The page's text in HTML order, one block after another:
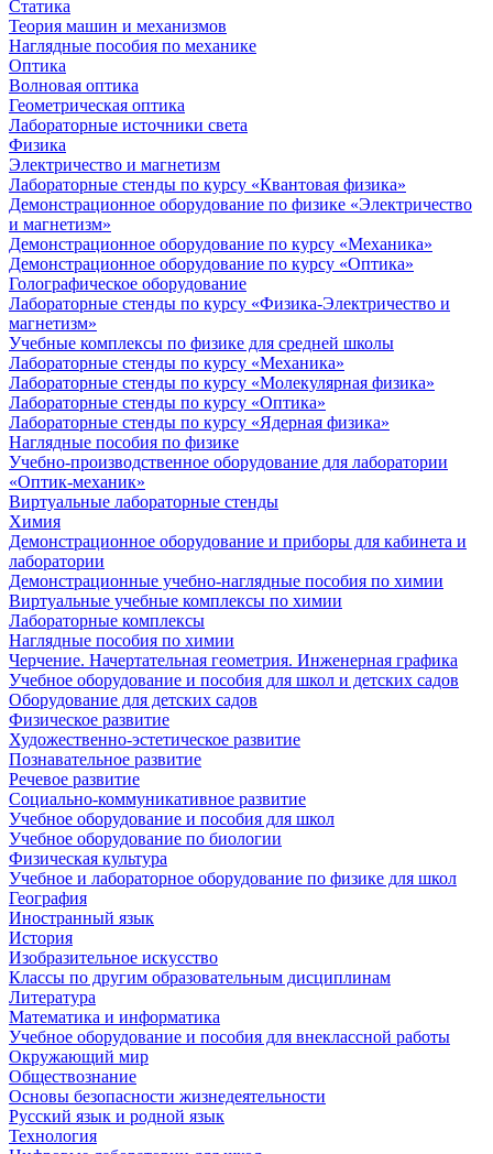
Статика
Теория машин и механизмов
Наглядные пособия по механике
Оптика
Волновая оптика
Геометрическая оптика
Лабораторные источники света
Физика
Электричество и магнетизм
Лабораторные стенды по курсу «Квантовая физика»
Демонстрационное оборудование по физике «Электричество
и магнетизм»
Демонстрационное оборудование по курсу «Механика»
Демонстрационное оборудование по курсу «Оптика»
Голографическое оборудование
Лабораторные стенды по курсу «Физика-Электричество и
магнетизм»
Учебные комплексы по физике для средней школы
Лабораторные стенды по курсу «Механика»
Лабораторные стенды по курсу «Молекулярная физика»
Лабораторные стенды по курсу «Оптика»
Лабораторные стенды по курсу «Ядерная физика»
Наглядные пособия по физике
Учебно-производственное оборудование для лаборатории
«Оптик-механик»
Виртуальные лабораторные стенды
Химия
Демонстрационное оборудование и приборы для кабинета и
лаборатории
Демонстрационные учебно-наглядные пособия по химии
Виртуальные учебные комплексы по химии
Лабораторные комплексы
Наглядные пособия по химии
Черчение. Начертательная геометрия. Инженерная графика
Учебное оборудование и пособия для школ и детских садов
Оборудование для детских садов
Физическое развитие
Художественно-эстетическое развитие
Познавательное развитие
Речевое развитие
Социально-коммуникативное развитие
Учебное оборудование и пособия для школ
Учебное оборудование по биологии
Физическая культура
Учебное и лабораторное оборудование по физике для школ
География
Иностранный язык
История
Изобразительное искусство
Классы по другим образовательным дисциплинам
Литература
Математика и информатика
Учебное оборудование и пособия для внеклассной работы
Окружающий мир
Обществознание
Основы безопасности жизнедеятельности
Русский язык и родной язык
Технология